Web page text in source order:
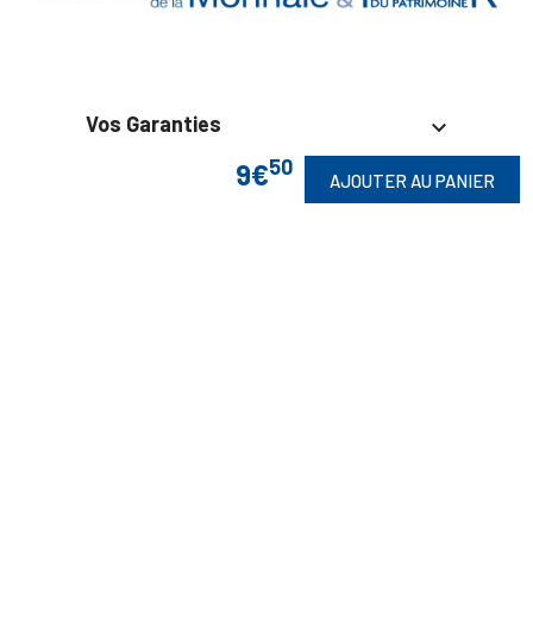
9€50
AJOUTER AU PANIER
Vos Garanties 
